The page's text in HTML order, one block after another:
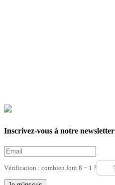
Inscrivez-vous à notre newsletter
Vérification : combien font 8 − 1 ?